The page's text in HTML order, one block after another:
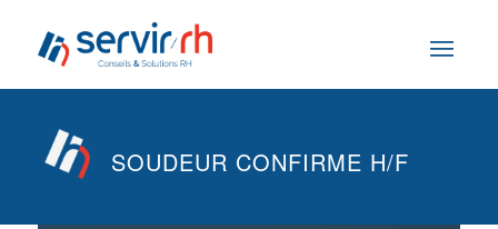
SOUDEUR CONFIRME H/F